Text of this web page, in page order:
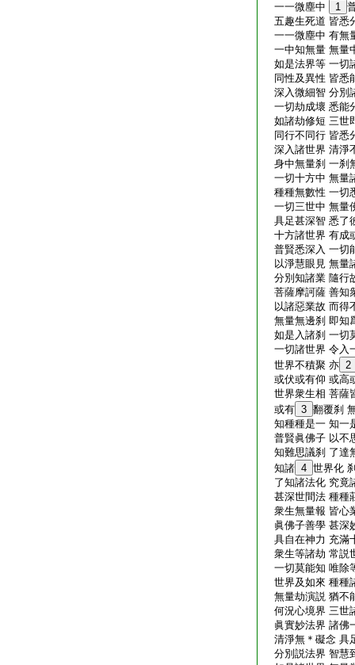
一一微塵中
1
五趣生死道 皆悉
一一微塵中 有無
一中知無量 無量
如是法界等 一切
同性及異性 皆悉
深入微細智 分別
一切劫成壞 悉能
如諸劫修短 三世
同行不同行 皆悉
深入諸世界 清淨
身中無量刹 一刹
一切十方中 無量
種種無數性 一切
一切三世中 無量
具足甚深智 悉了
十方諸世界 有成
普賢悉深入 一切
以淨慧眼見 無量
分別知諸業 隨行
菩薩摩訶薩 善知
以諸惡業故 而得
無量無邊刹 即知
如是入諸刹 一切
一切諸世界 令入
世界不積聚 亦 2
或伏或有仰 或高
世界衆生相 菩薩
或有 3 翻覆刹
知種種是一 知一
普賢眞佛子 以不
知難思議刹 了達
知諸 4 世界化
了知諸法化 究竟
甚深世間法 種種
衆生無量報 皆心
眞佛子善學 甚深
具自在神力 充滿
衆生等諸劫 常説
一切莫能知 唯除
世界及如來 種種
無量劫演説 猶不
何況心境界 三世
眞實妙法界 諸佛
清淨無＊礙念 具
分別説法界 智慧